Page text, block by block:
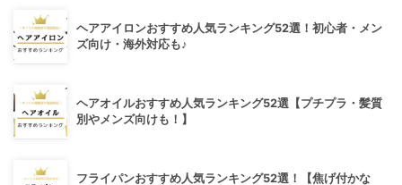
ヘアアイロンおすすめ人気ランキング52選！初心者・メン
ズ向け・海外対応も♪
ヘアオイルおすすめ人気ランキング52選【プチプラ・髪質
別やメンズ向けも！】
フライパンおすすめ人気ランキング52選！【焦げ付かな